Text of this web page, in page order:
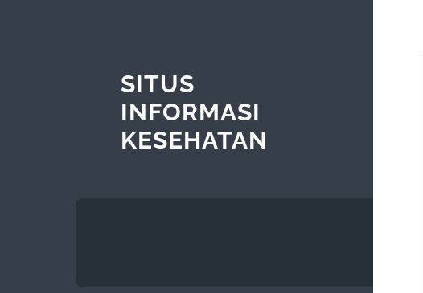
SITUS
INFORMASI
KESEHATAN